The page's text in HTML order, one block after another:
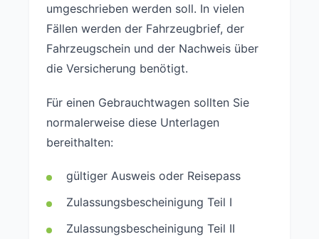
umgeschrieben werden soll. In vielen
Fällen werden der Fahrzeugbrief, der
Fahrzeugschein und der Nachweis über
die Versicherung benötigt.
Für einen Gebrauchtwagen sollten Sie
normalerweise diese Unterlagen
bereithalten:
gültiger Ausweis oder Reisepass
Zulassungsbescheinigung Teil I
Zulassungsbescheinigung Teil II